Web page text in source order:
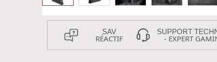
SAV
RÉACTIF
SUPPORT
- EXPERT